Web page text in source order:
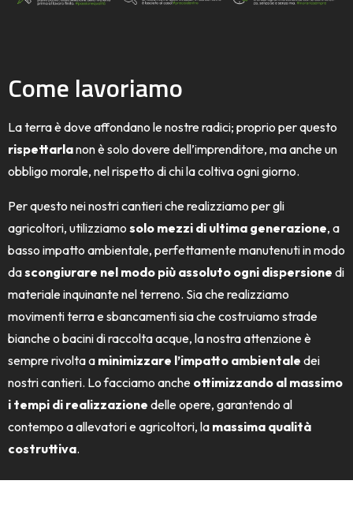
Come lavoriamo
La terra è dove affondano le nostre radici; proprio per questo
rispettarlanon è solo dovere dell’imprenditore, ma anche un
obbligo morale, nel rispetto di chi la coltiva ogni giorno.
Per questo nei nostri cantieri che realizziamo per gli
agricoltori, utilizziamo solo mezzi di ultima generazione, a
basso impatto ambientale, perfettamente manutenuti in modo
dascongiurare nel modo più assoluto ogni dispersione di
materiale inquinante nel terreno. Sia che realizziamo
movimenti terra e sbancamenti sia che costruiamo strade
bianche o bacini di raccolta acque, la nostra attenzione è
sempre rivolta a minimizzare l’impatto ambientale dei
nostri cantieri. Lo facciamo anche ottimizzando al massimo
i tempi di realizzazione delle opere, garantendo al
contempo a allevatori e agricoltori, la massima qualità
costruttiva.